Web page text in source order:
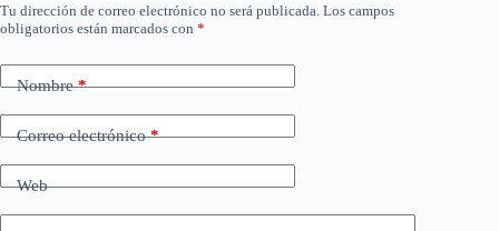
Tu dirección de correo electrónico no será publicada. Los campos
obligatorios están marcados con *
Nombre*
Correo electrónico*
Web